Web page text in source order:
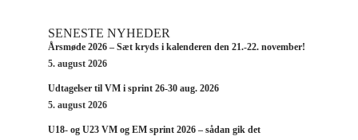
SENESTE NYHEDER
Årsmøde 2026 – Sæt kryds i kalenderen den 21.-22. november!
5. august 2026
Udtagelser til VM i sprint 26-30 aug. 2026
5. august 2026
U18- og U23 VM og EM sprint 2026 – sådan gik det